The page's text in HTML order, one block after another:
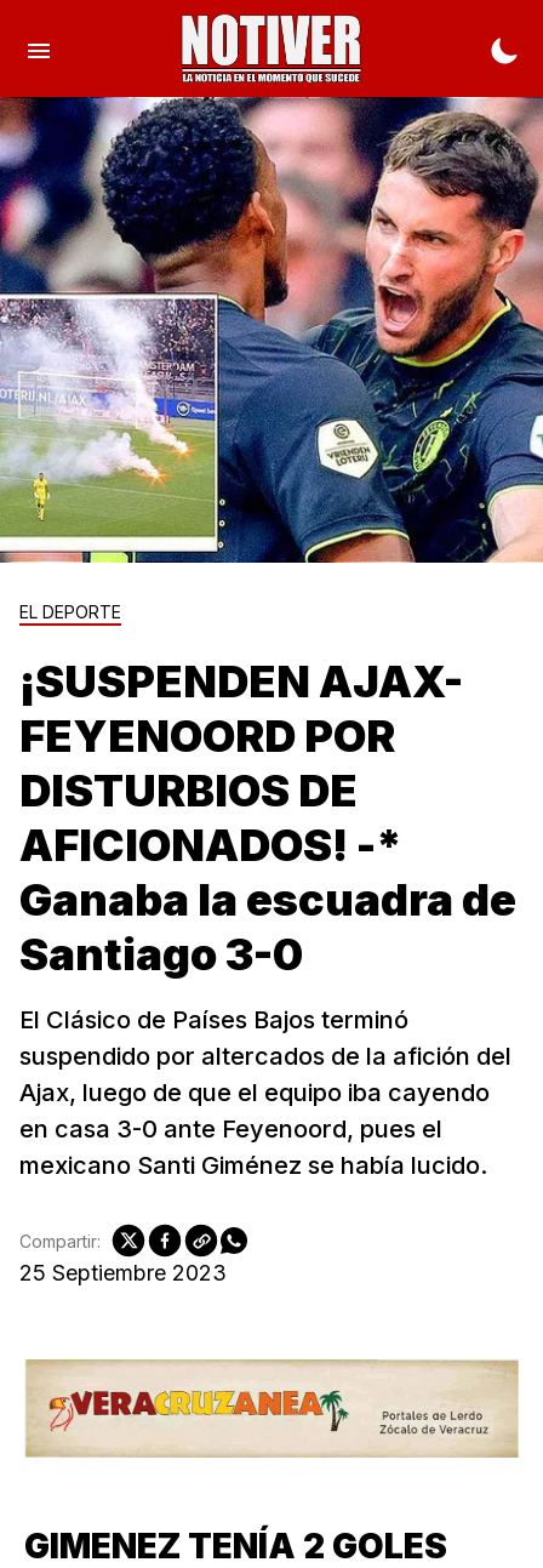
EL DEPORTE
¡SUSPENDEN AJAX-
FEYENOORD POR
DISTURBIOS DE
AFICIONADOS! -*
Ganaba la escuadra de
Santiago 3-0
El Clásico de Países Bajos terminó
suspendido por altercados de la afición del
Ajax, luego de que el equipo iba cayendo
en casa 3-0 ante Feyenoord, pues el
mexicano Santi Giménez se había lucido.
25 Septiembre 2023
Compartir:
GIMENEZ TENÍA 2 GOLES